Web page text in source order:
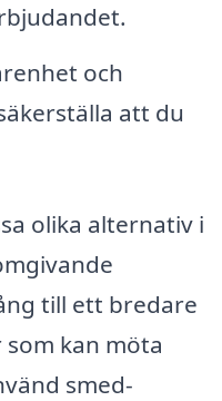
och
att du
olika alternativ i
till ett bredare
kan möta
smed-